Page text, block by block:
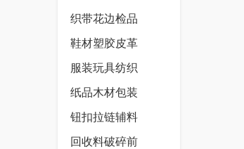
织带花边检品
鞋材塑胶皮革
服装玩具纺织
纸品木材包装
钮扣拉链辅料
回收料破碎前